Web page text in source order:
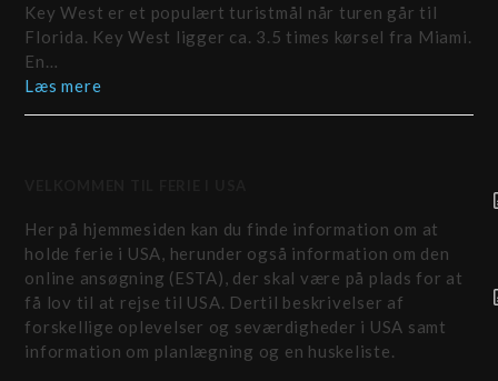
Key West er et populært turistmål når turen går til
Florida. Key West ligger ca. 3.5 times kørsel fra Miami.
En…
Læs mere
Her på hjemmesiden kan du finde information om at
holde ferie i USA, herunder også information om den
online ansøgning (ESTA), der skal være på plads for at
få lov til at rejse til USA. Dertil beskrivelser af
forskellige oplevelser og seværdigheder i USA samt
information om planlægning og en huskeliste.